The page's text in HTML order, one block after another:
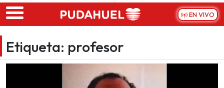
Skip to main content
EN VIVO
Etiqueta: profesor